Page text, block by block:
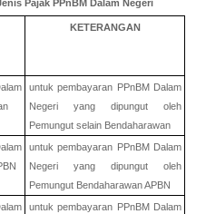
Pajak PPnBM Dalam Negeri
KETERANGAN
untuk pembayaran PPnBM Dalam
Negeri yang dipungut oleh
Pemungut selain Bendaharawan
untuk pembayaran PPnBM Dalam
Negeri yang dipungut oleh
Pemungut Bendaharawan APBN
untuk pembayaran PPnBM Dalam